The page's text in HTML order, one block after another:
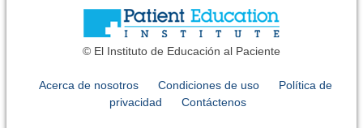
© El Instituto de Educación al Paciente
Acerca de nosotros Condiciones de uso
Política de
privacidad
Contáctenos